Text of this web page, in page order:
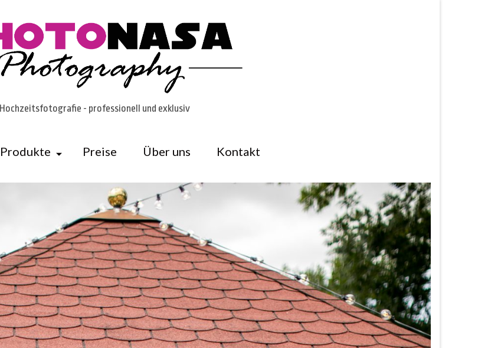
Hochzeitsfotografie - professionell und exklusiv
Produkte Preise Über uns Kontakt